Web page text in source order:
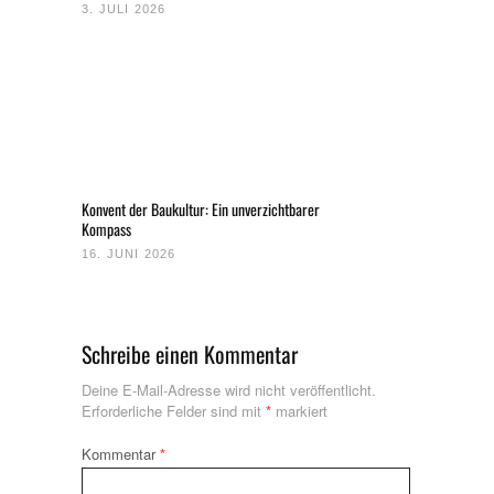
3. JULI 2026
Konvent der Baukultur: Ein unverzichtbarer
Kompass
16. JUNI 2026
Schreibe einen Kommentar
Deine E-Mail-Adresse wird nicht veröffentlicht.
Erforderliche Felder sind mit * markiert
Kommentar*